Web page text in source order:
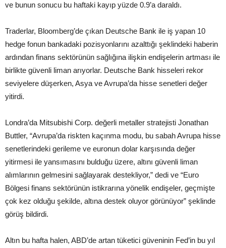
ve bunun sonucu bu haftaki kayıp yüzde 0.9’a daraldı.
Traderlar, Bloomberg’de çıkan Deutsche Bank ile iş yapan 10
hedge fonun bankadaki pozisyonlarını azalttığı şeklindeki haberin
ardından finans sektörünün sağlığına ilişkin endişelerin artması ile
birlikte güvenli liman arıyorlar. Deutsche Bank hisseleri rekor
seviyelere düşerken, Asya ve Avrupa’da hisse senetleri değer
yitirdi.
Londra’da Mitsubishi Corp. değerli metaller stratejisti Jonathan
Buttler, “Avrupa’da riskten kaçınma modu, bu sabah Avrupa hisse
senetlerindeki gerileme ve euronun dolar karşısında değer
yitirmesi ile yansımasını bulduğu üzere, altını güvenli liman
alımlarının gelmesini sağlayarak destekliyor,” dedi ve “Euro
Bölgesi finans sektörünün istikrarına yönelik endişeler, geçmişte
çok kez olduğu şekilde, altına destek oluyor görünüyor” şeklinde
görüş bildirdi.
Altın bu hafta halen, ABD’de artan tüketici güveninin Fed’in bu yıl